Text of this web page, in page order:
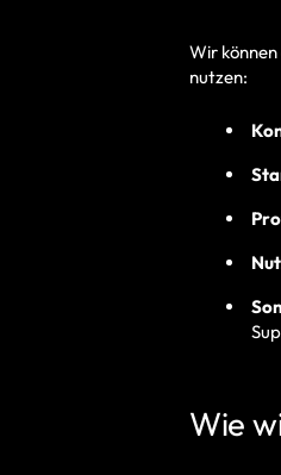
Wir
nutzen:
Wie